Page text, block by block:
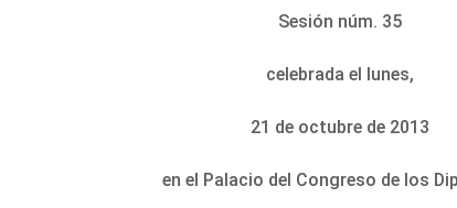
Sesión núm. 35
celebrada el lunes,
21 de octubre de 2013
en el Palacio del Congreso de los